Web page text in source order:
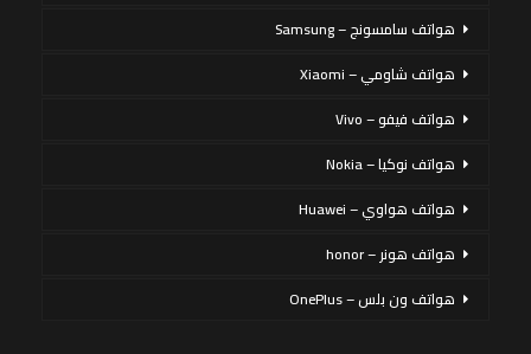
هواتف سامسونج – Samsung
هواتف شاومي – Xiaomi
هواتف فيفو – Vivo
هواتف نوكيا – Nokia
هواتف هواوي – Huawei
هواتف هونر – honor
هواتف ون بلس – OnePlus